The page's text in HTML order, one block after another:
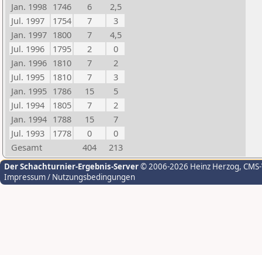
Jan. 1998 1746 6
2,5
Jul. 1997
1754 7
3
Jan. 1997 1800 7
4,5
Jul. 1996
1795 2
0
Jan. 1996 1810 7
2
Jul. 1995
1810 7
3
Jan. 1995 1786 15
5
Jul. 1994
1805 7
2
Jan. 1994 1788 15
7
Jul. 1993
1778 0
0
Gesamt
404 213
Der Schachturnier-Ergebnis-Server© 2006-2026 Heinz Herzog,
Impressum / Nutzungsbedingungen